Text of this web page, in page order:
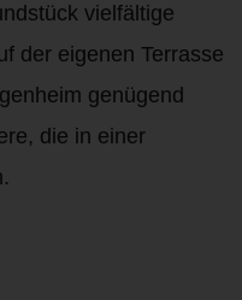
vielfältige
der eigenen Terrasse
genügend
die in einer